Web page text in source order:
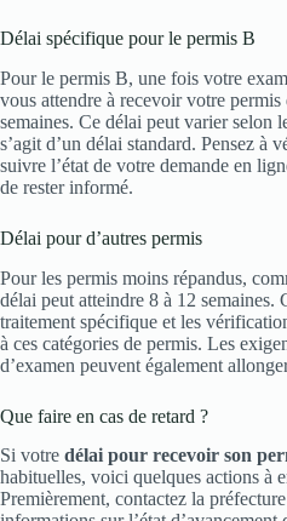
Délai spécifique pour le permis B
Pour le permis B, une fois votre
vous attendre à recevoir votre
semaines. Ce délai peut varier selon
s’agit d’un délai standard. Pensez à
suivre l’état de votre demande en
de rester informé.
Délai pour d’autres permis
Pour les permis moins répandus,
délai peut atteindre 8 à 12 semaines.
traitement spécifique et les
à ces catégories de permis. Les
d’examen peuvent également
Que faire en cas de retard ?
Si votre délai pour recevoir son
habituelles, voici quelques actions à
Premièrement, contactez la